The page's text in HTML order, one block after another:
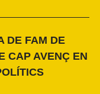
DE FAM DE
CAP AVENÇ EN